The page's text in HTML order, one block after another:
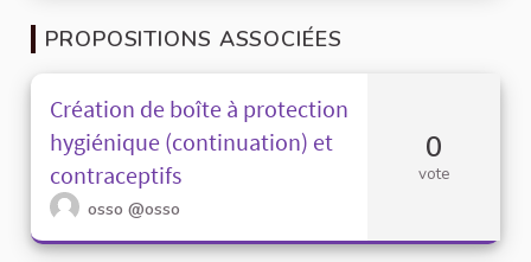
PROPOSITIONS ASSOCIÉES
Création de boîte à protection
hygiénique (continuation) et
contraceptifs
osso @osso
0
vote